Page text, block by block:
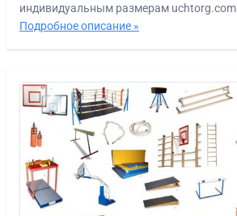
индивидуальным размерам uchtorg.com
Подробное описание »